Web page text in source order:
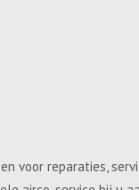
voor reparaties,